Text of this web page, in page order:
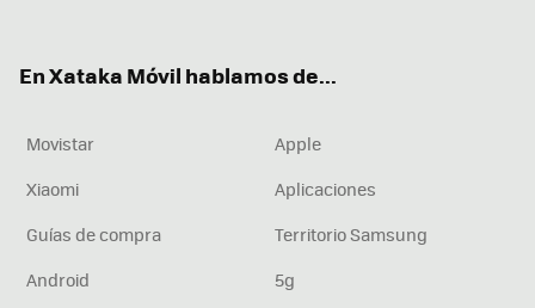
En Xataka Móvil hablamos de...
Movistar
Apple
Xiaomi
Aplicaciones
Guías de compra
Territorio Samsung
Android
5g